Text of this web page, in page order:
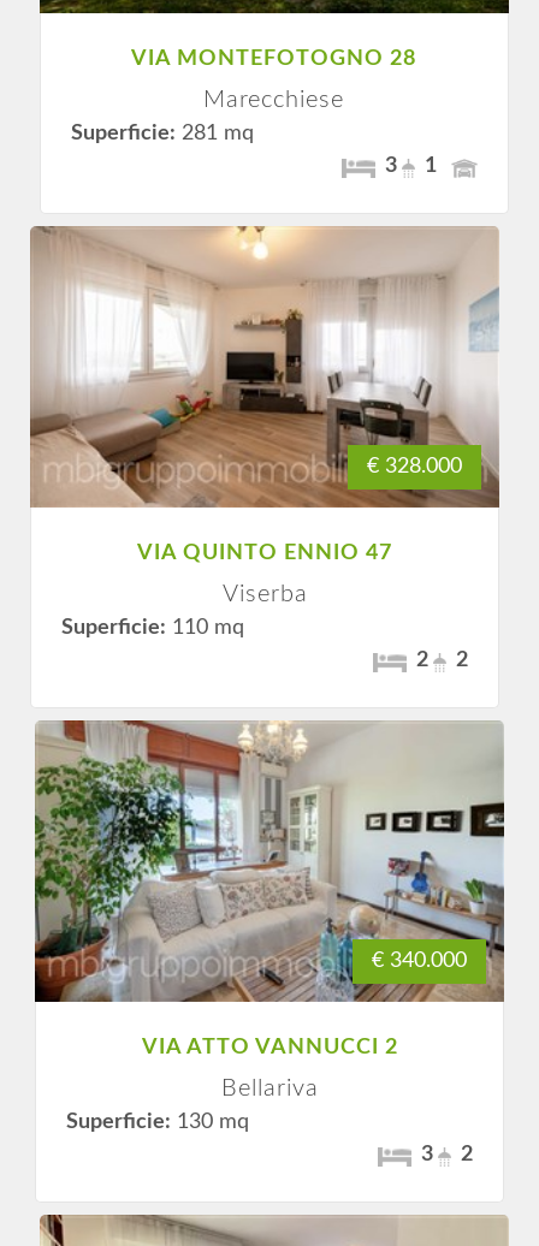
VIA MONTEFOTOGNO 28
Marecchiese
Superficie: 281 mq
3
1
€ 328.000
VIA QUINTO ENNIO 47
Viserba
Superficie: 110 mq
2
2
€ 340.000
VIA ATTO VANNUCCI 2
Bellariva
Superficie: 130 mq
3
2